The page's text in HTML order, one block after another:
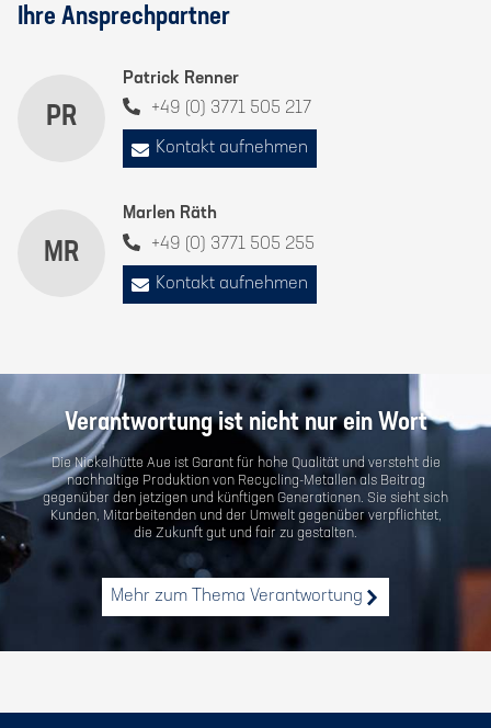
Ihre Ansprechpartner
PR
Patrick Renner
+49 (0) 3771 505 217
Kontakt aufnehmen
MR
Marlen Räth
+49 (0) 3771 505 255
Kontakt aufnehmen
Verantwortung ist nicht nur ein Wort
Die Nickelhütte Aue ist Garant für hohe Qualität und versteht die
nachhaltige Produktion von Recycling-Metallen als Beitrag
gegenüber den jetzigen und künftigen Generationen. Sie sieht sich
Kunden, Mitarbeitenden und der Umwelt gegenüber verpflichtet,
die Zukunft gut und fair zu gestalten.
Mehr zum Thema Verantwortung